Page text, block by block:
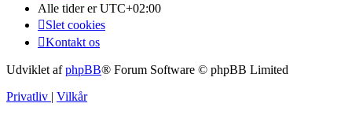
Alle tider erUTC+02:00
Slet cookies
Kontakt os
Udviklet afphpBB® Forum Software © phpBB Limited
Privatliv
Vilkår